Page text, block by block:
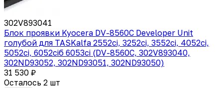
302V893041
Блок проявки Kyocera DV-8560C Developer Unit
голубой для TASKalfa 2552ci, 3252ci, 3552ci, 4052ci,
5052ci, 6052ciб 6053ci (DV-8560C, 302V893040,
302ND93052, 302ND93051, 302ND93050)
31 530 ₽
Осталось 2 шт